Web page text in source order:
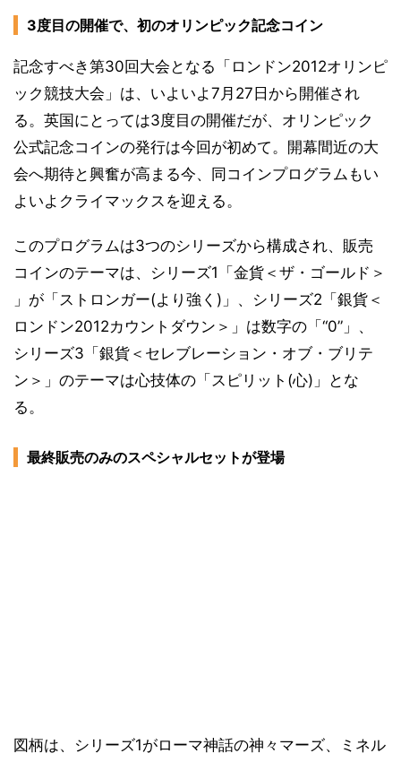
3度目の開催で、初のオリンピック記念コイン
記念すべき第30回大会となる「ロンドン2012オリンピ
ック競技大会」は、いよいよ7月27日から開催され
る。英国にとっては3度目の開催だが、オリンピック
公式記念コインの発行は今回が初めて。開幕間近の大
会へ期待と興奮が高まる今、同コインプログラムもい
よいよクライマックスを迎える。
このプログラムは3つのシリーズから構成され、販売
コインのテーマは、シリーズ1「金貨＜ザ・ゴールド＞
」が「ストロンガー(より強く)」、シリーズ2「銀貨＜
ロンドン2012カウントダウン＞」は数字の「“0”」、
シリーズ3「銀貨＜セレブレーション・オブ・ブリテ
ン＞」のテーマは心技体の「スピリット(心)」とな
る。
最終販売のみのスペシャルセットが登場
図柄は、シリーズ1がローマ神話の神々マーズ、ミネル